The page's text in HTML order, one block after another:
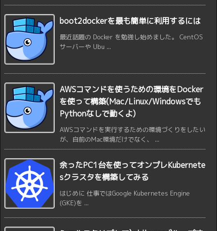
boot2dockerを最も簡単に利用するには
最近話題の Docker を勉強し始めました。 CentOS
サーバーや Ubu ...
AWSコマンドを使うための環境をDocker
を使って構築(Mac/Linux/Windowsでも
Pythonなしで動くよ)
AWSコマンドを実行するための環境づくりをしたい
が、自前のMac環境だけでなく、 ...
余ったPC1台を使ってオンプレKubernete
sクラスタを構築してみる
はじめに 仕事ではGoogle Kubernetes Engine
(GKE)を ...